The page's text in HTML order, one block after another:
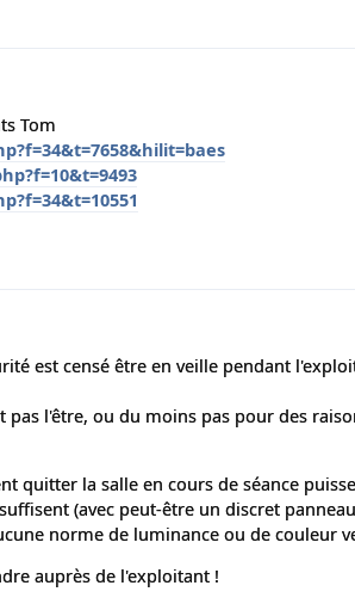
Tom
est censé être en veille pendant
l'être, ou du moins pas pour des
quitter la salle en cours de séance
(avec peut-être un discret
norme de luminance ou de couleur
auprès de l'exploitant !